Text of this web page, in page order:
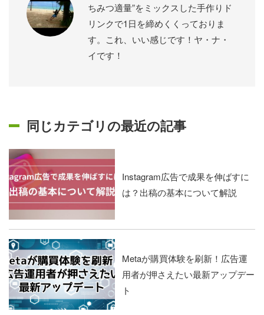
ちみつ適量”をミックスした手作りド
リンクで1日を締めくくっておりま
す。これ、いい感じです！ヤ・ナ・
イです！
同じカテゴリの最近の記事
Instagram広告で成果を伸ばすに
は？出稿の基本について解説
Metaが購買体験を刷新！広告運
用者が押さえたい最新アップデー
ト